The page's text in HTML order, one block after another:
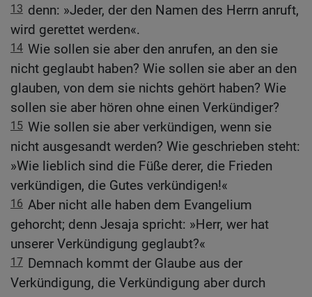
13 denn: »Jeder, der den Namen des Herrn anruft,
wird gerettet werden«.
14 Wie sollen sie aber den anrufen, an den sie
nicht geglaubt haben? Wie sollen sie aber an den
glauben, von dem sie nichts gehört haben? Wie
sollen sie aber hören ohne einen Verkündiger?
15 Wie sollen sie aber verkündigen, wenn sie
nicht ausgesandt werden? Wie geschrieben steht:
»Wie lieblich sind die Füße derer, die Frieden
verkündigen, die Gutes verkündigen!«
16 Aber nicht alle haben dem Evangelium
gehorcht; denn Jesaja spricht: »Herr, wer hat
unserer Verkündigung geglaubt?«
17 Demnach kommt der Glaube aus der
Verkündigung, die Verkündigung aber durch